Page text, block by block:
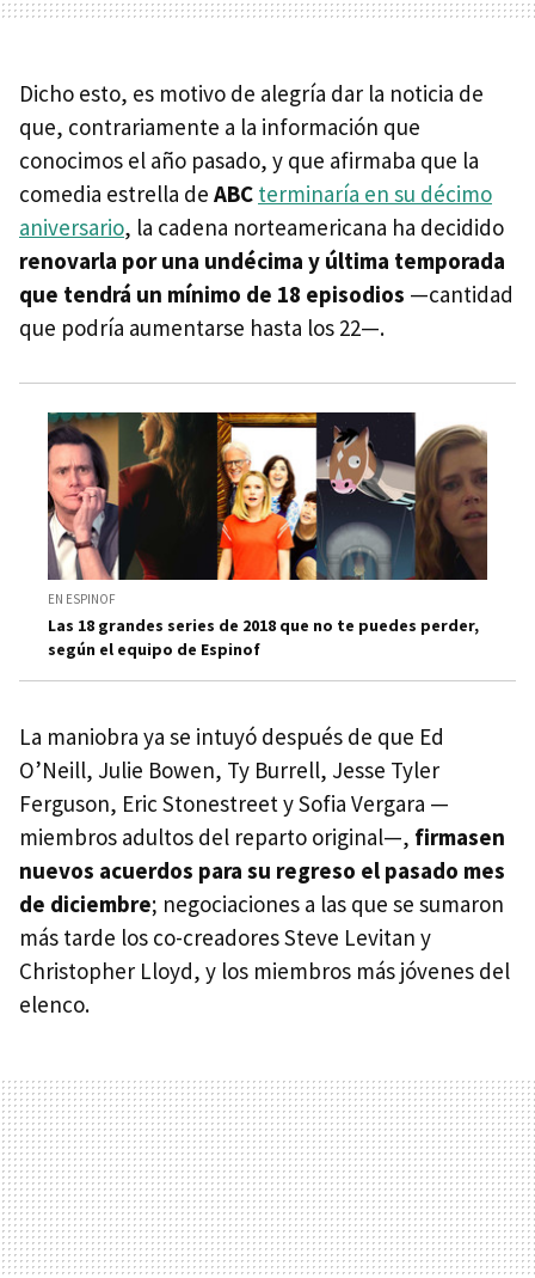
Dicho esto, es motivo de alegría dar la noticia de
que, contrariamente a la información que
conocimos el año pasado, y que afirmaba que la
comedia estrella de ABC terminaría en su décimo
aniversario, la cadena norteamericana ha decidido
renovarla por una undécima y última temporada
que tendrá un mínimo de 18 episodios —cantidad
que podría aumentarse hasta los 22—.
EN ESPINOF
Las 18 grandes series de 2018 que no te puedes perder,
según el equipo de Espinof
La maniobra ya se intuyó después de que Ed
O’Neill, Julie Bowen, Ty Burrell, Jesse Tyler
Ferguson, Eric Stonestreet y Sofia Vergara —
miembros adultos del reparto original—, firmasen
nuevos acuerdos para su regreso el pasado mes
de diciembre; negociaciones a las que se sumaron
más tarde los co-creadores Steve Levitan y
Christopher Lloyd, y los miembros más jóvenes del
elenco.